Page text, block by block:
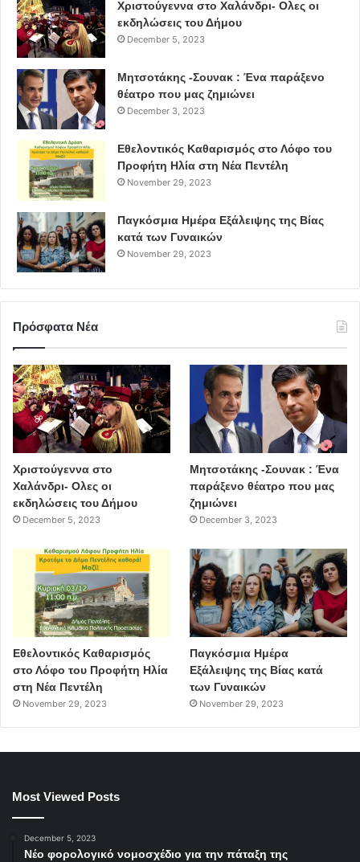
Χριστούγεννα στο Χαλάνδρι- Ολες οι
εκδηλώσεις του Δήμου
December 5, 2023
Μητσοτάκης -Σουνακ : Ένα παράξενο
θέατρο που μας ζημιώνει
December 3, 2023
Εθελοντικός Καθαρισμός στο Λόφο του
Προφήτη Ηλία στη Νέα Πεντέλη
November 29, 2023
Παγκόσμια Ημέρα Εξάλειψης της Βίας
κατά των Γυναικών
November 29, 2023
Πρόσφατα Νέα
Χριστούγεννα στο
Χαλάνδρι- Ολες οι
εκδηλώσεις του Δήμου
December 5, 2023
Μητσοτάκης -Σουνακ : Ένα
παράξενο θέατρο που μας
ζημιώνει
December 3, 2023
Εθελοντικός Καθαρισμός
στο Λόφο του Προφήτη Ηλία
στη Νέα Πεντέλη
November 29, 2023
Παγκόσμια Ημέρα
Εξάλειψης της Βίας κατά
των Γυναικών
November 29, 2023
Most Viewed Posts
December 5, 2023
Νέο φορολογικό νομοσχέδιο για την πάταξη της